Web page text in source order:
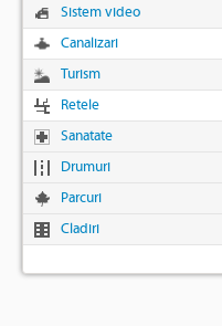
Sistem video
Canalizari
Turism
Retele
Sanatate
Drumuri
Parcuri
Cladiri